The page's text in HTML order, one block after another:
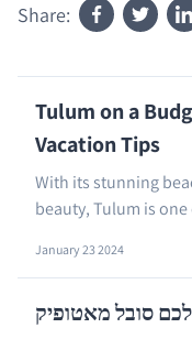
Share:
Tulum on a
Vacation Tips
With its stunning
beauty, Tulum is
January 23 2024
סובל מאטופיק